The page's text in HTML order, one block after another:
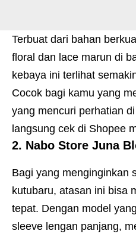
Terbuat dari bahan
floral dan lace marun di
kebaya ini terlihat
Cocok bagi kamu yang
yang mencuri perhatian
langsung cek di Shopee
2. Nabo Store Juna
Bagi yang menginginkan
kutubaru, atasan ini bisa
tepat. Dengan model
sleeve lengan panjang,